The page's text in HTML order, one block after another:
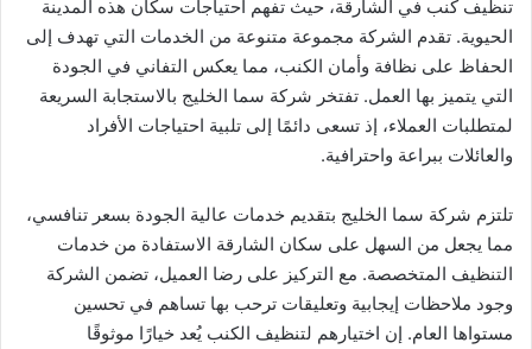
تنظيف كنب في الشارقة، حيث تفهم احتياجات سكان هذه المدينة
الحيوية. تقدم الشركة مجموعة متنوعة من الخدمات التي تهدف إلى
الحفاظ على نظافة وأمان الكنب، مما يعكس التفاني في الجودة
التي يتميز بها العمل. تفتخر شركة سما الخليج بالاستجابة السريعة
لمتطلبات العملاء، إذ تسعى دائمًا إلى تلبية احتياجات الأفراد
والعائلات ببراعة واحترافية.
تلتزم شركة سما الخليج بتقديم خدمات عالية الجودة بسعر تنافسي،
مما يجعل من السهل على سكان الشارقة الاستفادة من خدمات
التنظيف المتخصصة. مع التركيز على رضا العميل، تضمن الشركة
وجود ملاحظات إيجابية وتعليقات ترحب بها تساهم في تحسين
مستواها العام. إن اختيارهم لتنظيف الكنب يُعد خيارًا موثوقًا